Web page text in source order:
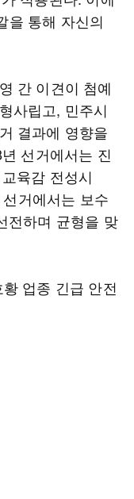
을 통해 자신의
간 이견이 첨예
사립고, 민주시
결과에 영향을
선거에서는 진
육감 전성시
거에서는 보수
전하며 균형을 맞
업종 긴급 안전